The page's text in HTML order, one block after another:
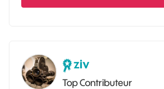
ziv
Top Contributeur